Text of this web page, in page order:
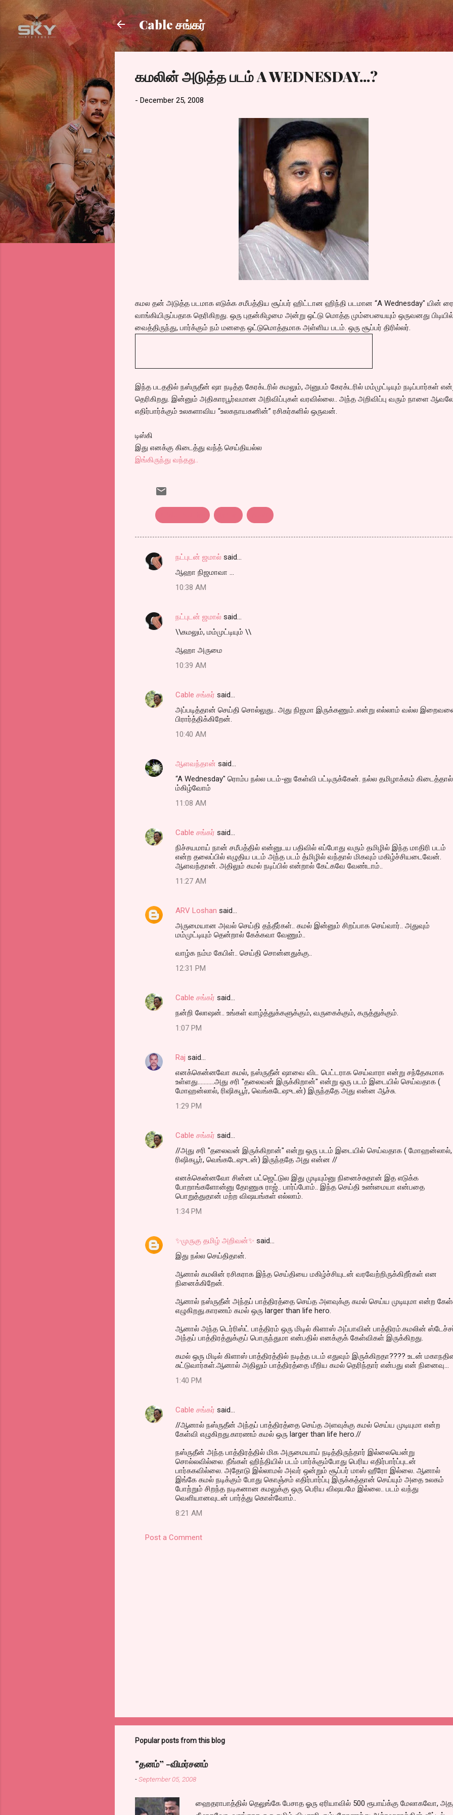
Skip to main content
Cable சங்கர்
கமலின் அடுத்த படம் A WEDNESDAY...?
- December 25, 2008
கமல தன் அடுத்த படமாக எடுக்க சமீபத்திய சூப்பர் ஹிட்டான ஹிந்தி படமான “A Wednesday" யின்
வாங்கியிருப்பதாக தெரிகிறது. ஒரு புதன்கிழமை அன்று ஒட்டு மொத்த மும்பையையும் ஒருவனது
வைத்திருந்து, பார்க்கும் நம் மனதை ஒட்டுமொத்தமாக அள்ளிய படம். ஒரு சூப்பர் திரில்லர்.
இந்த படததில் நஸ்ருதீன் ஷா நடித்த கேரக்டரில் கமலும், அனுபம் கேரக்டரில் மம்முட்டியும் நடிப்பார்கள்
தெரிகிறது. இன்னும் அதிகாரபூர்வமான அறிவிப்புகள் வரவில்லை.. அந்த அறிவிப்பு வரும் நாளை
எதிர்பார்க்கும் உலகளாவிய “உலகநாயகனின்” ரசிகர்களில் ஒருவன்.
டிஸ்கி
இது எனக்கு கிடைத்து வந்த் செய்தியல்ல
இங்கிருந்து வந்தது..
C
e
நட்புடன் ஜமால் said…
ஆஹா நிஜமாவா ...
10:38 AM
நட்புடன் ஜமால் said…
\\கமலும், மம்முட்டியும் \\
ஆஹா அருமை
10:39 AM
Cable சங்கர் said…
அப்படித்தான் செய்தி சொல்லுது.. அது நிஜமா இருக்கணும்..என்று எல்லாம் வல்ல
பிரார்த்திக்கிறேன்.
10:40 AM
ஆளவந்தான் said…
“A Wednesday" ரொம்ப நல்ல படம்-னு கேள்வி பட்டிருக்கேன். நல்ல தமிழாக்கம் கிடைத்தால்
ம்கிழ்வோம்
11:08 AM
Cable சங்கர் said…
நிச்சயமாய் நான் சமீபத்தில் என்னுடய பதிவில் எப்போது வரும் தமிழில் இந்த மாதிரி படம்
என்ற தலைப்பில் எழுதிய படம் அந்த படம் த்மிழில் வந்தால் மிகவும் மகிழ்ச்சியடைவேன்.
ஆளவந்தான். அதிலும் கமல் நடிப்பில் என்றால் கேட்கவே வேண்டாம்..
11:27 AM
ARV Loshan said…
அருமையான அவல் செய்தி தந்தீர்கள்.. கமல் இன்னும் சிறப்பாக செய்வார்.. அதுவும்
மம்முட்டியும் தென்றால் கேக்கவா வேணும்..
வாழ்க நம்ம கேபிள்.. செய்தி சொன்னதுக்கு..
12:31 PM
Cable சங்கர் said…
நன்றி லோஷன்.. உங்கள் வாழ்த்துக்களுக்கும், வருகைக்கும், கருத்துக்கும்.
1:07 PM
Raj said…
எனக்கென்னவோ கமல், நஸ்ருதீன் ஷாவை விட பெட்டராக செய்வாரா என்று சந்தேகமாக
உள்ளது...........அது சரி "தலைவன் இருக்கிறான்" என்று ஒரு படம் இடையில் செய்வதாக (
மோஹன்லால், ரிஷிகபூர், வெங்கடேஷுடன்) இருந்ததே அது என்ன ஆச்சு.
1:29 PM
Cable சங்கர் said…
//அது சரி "தலைவன் இருக்கிறான்" என்று ஒரு படம் இடையில் செய்வதாக ( மோஹன்லால்,
ரிஷிகபூர், வெங்கடேஷுடன்) இருந்ததே அது என்ன //
எனக்கென்னவோ சின்ன பட்ஜெட்டுல இது முடியும்னு நினைச்சுதான் இத எடுக்க
போறாங்களோன்னு தோணுசு ராஜ்.. பார்ப்போம்.. இந்த செய்தி உண்மையா என்பதை
பொறுத்துதான் மற்ற விஷயங்கள் எல்லாம்.
1:34 PM
✨முருகு தமிழ் அறிவன்✨ said…
இது நல்ல செய்திதான்.
ஆனால் கமலின் ரசிகராக இந்த செய்தியை மகிழ்ச்சியுடன் வரவேற்றிருக்கிறீர்கள் என
நினைக்கிறேன்.
ஆனால் நஸ்ருதீன் அந்தப் பாத்திரத்தை செய்த அளவுக்கு கமல் செய்ய முடியுமா என்ற
எழுகிறது.காரணம் கமல் ஒரு larger than life hero.
ஆனால் அந்த டெர்ரிஸ்ட் பாத்திரம் ஒரு மிடில் கிளாஸ் அப்பாவின் பாத்திரம்.கமலின்
அந்தப் பாத்திரத்துக்குப் பொருந்துமா என்பதில் எனக்குக் கேள்விகள் இருக்கிறது.
கமல் ஒரு மிடில் கிளாஸ் பாத்திரத்தில் நடித்த படம் எதுவும் இருக்கிறதா???? உடன்
சுட்டுவார்கள்.ஆனால் அதிலும் பாத்திரத்தை மீறிய கமல் தெரிந்தார் என்பது என் நினைவு...
1:40 PM
Cable சங்கர் said…
//ஆனால் நஸ்ருதீன் அந்தப் பாத்திரத்தை செய்த அளவுக்கு கமல் செய்ய முடியுமா என்ற
கேள்வி எழுகிறது.காரணம் கமல் ஒரு larger than life hero.//
நஸ்ருதீன் அந்த பாத்திரத்தில் மிக அருமையாய் நடித்திருந்தார் இல்லையென்று
சொல்லவில்லை. நீங்கள் ஹிந்தியில் படம் பார்க்கும்போது பெரிய எதிர்பார்ப்புடன்
பார்ககவில்லை. அதோடு இல்லாமல் அவர் ஒன்றும் சூப்பர் மாஸ் ஹீரோ இல்லை. ஆனால்
இங்கே கமல் நடிக்கும் போது கொஞ்சம் எதிர்பார்ப்பு இருக்கத்தான் செய்யும் அதை உலகம்
போற்றும் சிறந்த நடிகனான கமலுக்கு ஒரு பெரிய விஷயமே இல்லை.. படம் வந்து
வெளியானவுடன் பார்த்து கொள்வோம்..
8:21 AM
Post a Comment
Popular posts from this blog
"தனம்” -விமர்சனம்
-September 05, 2008
ஹைதராபாத்தில் தெலுங்கே பேசாத ஓரு ஏரியாவில் 500 ரூபாய்க்கு மேலாகவோ,